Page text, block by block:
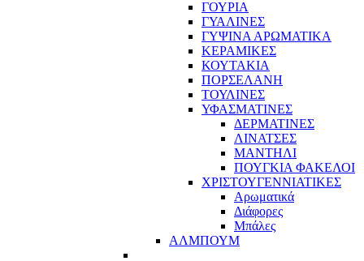
ΓΟΥΡΙΑ
ΓΥΑΛΙΝΕΣ
ΓΥΨΙΝΑ ΑΡΩΜΑΤΙΚΑ
ΚΕΡΑΜΙΚΕΣ
ΚΟΥΤΑΚΙΑ
ΠΟΡΣΕΛΑΝΗ
ΤΟΥΛΙΝΕΣ
ΥΦΑΣΜΑΤΙΝΕΣ
ΔΕΡΜΑΤΙΝΕΣ
ΛΙΝΑΤΣΕΣ
ΜΑΝΤΗΛΙ
ΠΟΥΓΚΙΑ ΦΑΚΕΛΟΙ
ΧΡΙΣΤΟΥΓΕΝΝΙΑΤΙΚΕΣ
Αρωματικά
Διάφορες
Μπάλες
ΑΛΜΠΟΥΜ